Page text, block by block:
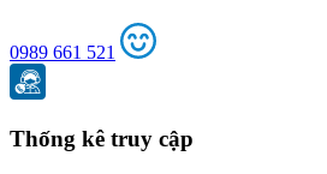
0989 661 521
Thống kê truy cập